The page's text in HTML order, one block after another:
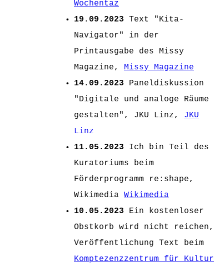
Wochentaz
19.09.2023 Text "Kita-
Navigator" in der
Printausgabe des Missy
Magazine, Missy Magazine
14.09.2023 Paneldiskussion
"Digitale und analoge Räume
gestalten", JKU Linz, JKU
Linz
11.05.2023 Ich bin Teil des
Kuratoriums beim
Förderprogramm re:shape,
Wikimedia Wikimedia
10.05.2023 Ein kostenloser
Obstkorb wird nicht reichen,
Veröffentlichung Text beim
Komptezenzzentrum für Kultur